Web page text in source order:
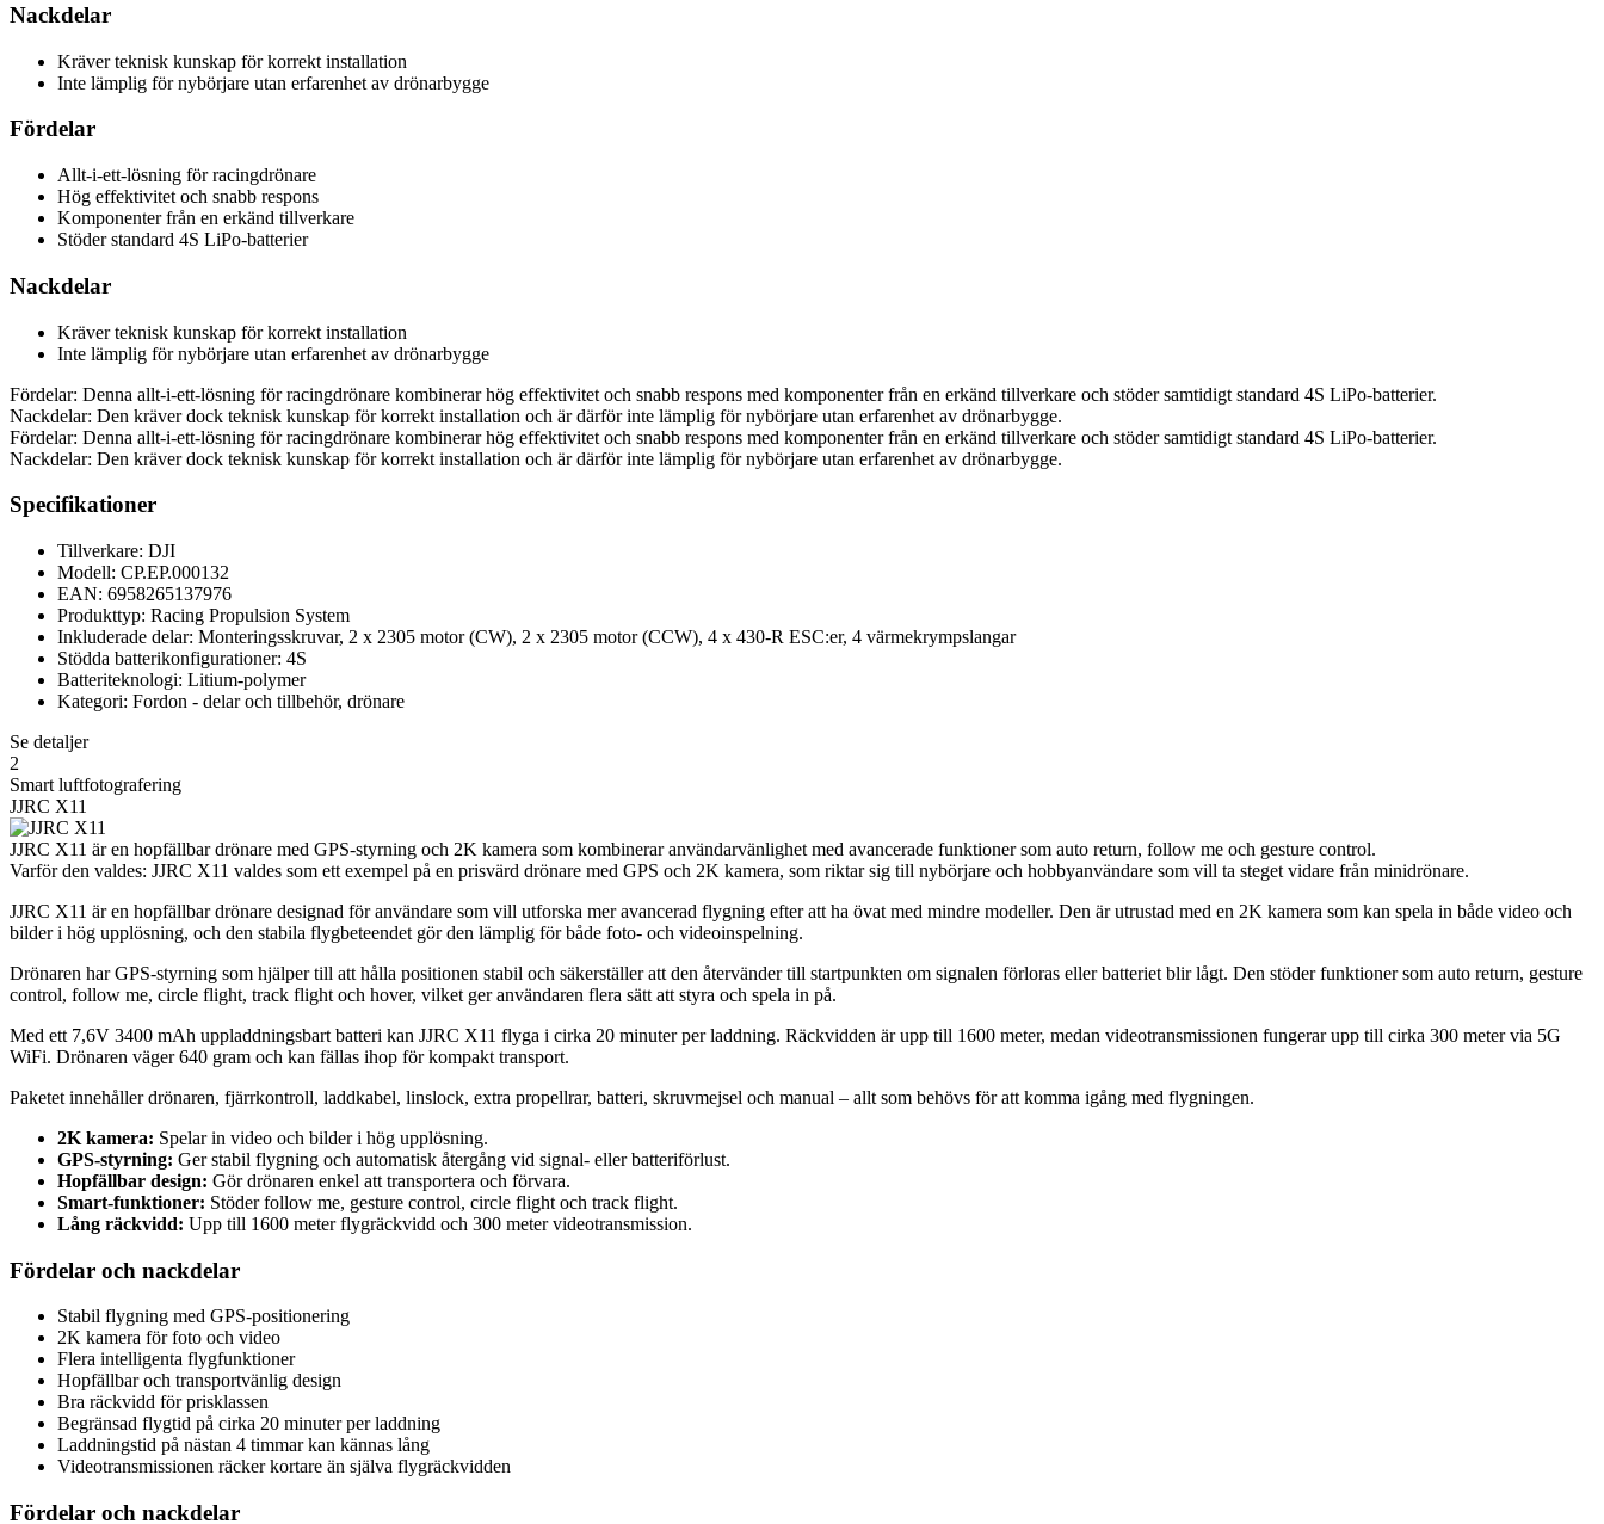
Nackdelar
Kräver teknisk kunskap för korrekt installation
Inte lämplig för nybörjare utan erfarenhet av drönarbygge
Fördelar
Allt-i-ett-lösning för racingdrönare
Hög effektivitet och snabb respons
Komponenter från en erkänd tillverkare
Stöder standard 4S LiPo-batterier
Nackdelar
Kräver teknisk kunskap för korrekt installation
Inte lämplig för nybörjare utan erfarenhet av drönarbygge
Fördelar: Denna allt-i-ett-lösning för racingdrönare kombinerar hög effektivitet och snabb respons med komponenter från en erkänd tillverkare och stöder samtidigt standard 4S LiPo-batterier.
Nackdelar: Den kräver dock teknisk kunskap för korrekt installation och är därför inte lämplig för nybörjare utan erfarenhet av drönarbygge.
Fördelar: Denna allt-i-ett-lösning för racingdrönare kombinerar hög effektivitet och snabb respons med komponenter från en erkänd tillverkare och stöder samtidigt standard 4S LiPo-batterier.
Nackdelar: Den kräver dock teknisk kunskap för korrekt installation och är därför inte lämplig för nybörjare utan erfarenhet av drönarbygge.
Specifikationer
Tillverkare: DJI
Modell: CP.EP.000132
EAN: 6958265137976
Produkttyp: Racing Propulsion System
Inkluderade delar: Monteringsskruvar, 2 x 2305 motor (CW), 2 x 2305 motor (CCW), 4 x 430-R ESC:er, 4 värmekrympslangar
Stödda batterikonfigurationer: 4S
Batteriteknologi: Litium-polymer
Kategori: Fordon - delar och tillbehör, drönare
Se detaljer
2
Smart luftfotografering
JJRC X11
JJRC X11 är en hopfällbar drönare med GPS-styrning och 2K kamera som kombinerar användarvänlighet med avancerade funktioner som auto return, follow me och gesture control.
Varför den valdes: JJRC X11 valdes som ett exempel på en prisvärd drönare med GPS och 2K kamera, som riktar sig till nybörjare och hobbyanvändare som vill ta steget vidare från minidrönare.
JJRC X11 är en hopfällbar drönare designad för användare som vill utforska mer avancerad flygning efter att ha övat med mindre modeller. Den är utrustad med en 2K kamera som kan spela in både video och
bilder i hög upplösning, och den stabila flygbeteendet gör den lämplig för både foto- och videoinspelning.
Drönaren har GPS-styrning som hjälper till att hålla positionen stabil och säkerställer att den återvänder till startpunkten om signalen förloras eller batteriet blir lågt. Den stöder funktioner som auto return, gesture
control, follow me, circle flight, track flight och hover, vilket ger användaren flera sätt att styra och spela in på.
Med ett 7,6V 3400 mAh uppladdningsbart batteri kan JJRC X11 flyga i cirka 20 minuter per laddning. Räckvidden är upp till 1600 meter, medan videotransmissionen fungerar upp till cirka 300 meter via 5G
WiFi. Drönaren väger 640 gram och kan fällas ihop för kompakt transport.
Paketet innehåller drönaren, fjärrkontroll, laddkabel, linslock, extra propellrar, batteri, skruvmejsel och manual – allt som behövs för att komma igång med flygningen.
2K kamera: Spelar in video och bilder i hög upplösning.
GPS-styrning: Ger stabil flygning och automatisk återgång vid signal- eller batteriförlust.
Hopfällbar design: Gör drönaren enkel att transportera och förvara.
Smart-funktioner: Stöder follow me, gesture control, circle flight och track flight.
Lång räckvidd: Upp till 1600 meter flygräckvidd och 300 meter videotransmission.
Fördelar och nackdelar
Stabil flygning med GPS-positionering
2K kamera för foto och video
Flera intelligenta flygfunktioner
Hopfällbar och transportvänlig design
Bra räckvidd för prisklassen
Begränsad flygtid på cirka 20 minuter per laddning
Laddningstid på nästan 4 timmar kan kännas lång
Videotransmissionen räcker kortare än själva flygräckvidden
Fördelar och nackdelar